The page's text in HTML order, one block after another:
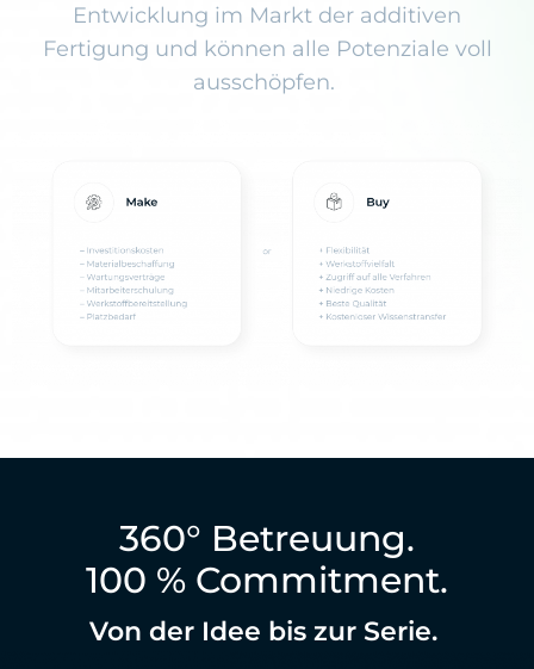
Entwicklung im Markt der additiven
Fertigung und können alle Potenziale voll
ausschöpfen.
360° Betreuung.
100 % Commitment.
Von der Idee bis zur Serie.